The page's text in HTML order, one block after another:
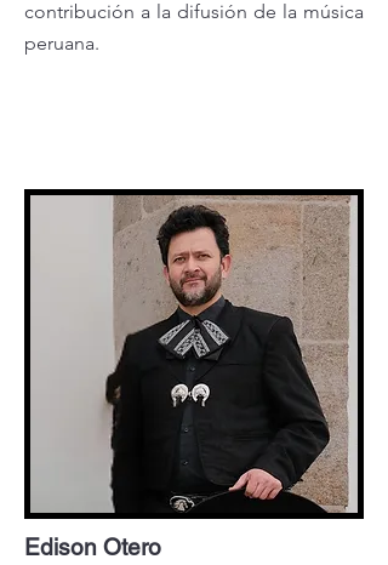
contribución a la difusión de la música
peruana.
Edison Otero